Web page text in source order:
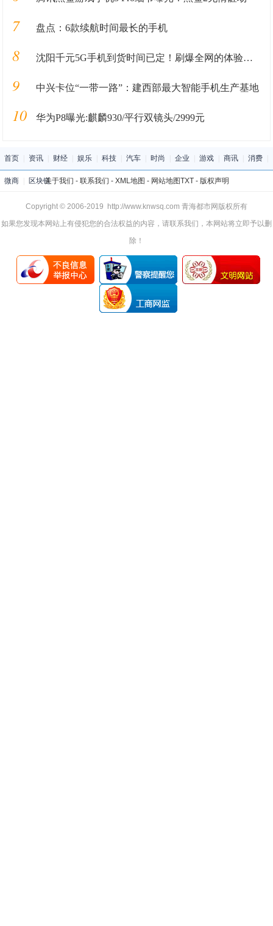
7 盘点：6款续航时间最长的手机
8 沈阳千元5G手机到货时间已定！刷爆全网的体验视频走一波
9 中兴卡位“一带一路”：建西部最大智能手机生产基地
10 华为P8曝光:麒麟930/平行双镜头/2999元
首页 资讯 财经 娱乐 科技 汽车 时尚 企业 游戏 商讯 消费
微商 区块链关于我们 - 联系我们 - XML地图 - 网站地图TXT- 版权声明
Copyright © 2006-2019 http://www.knwsq.com 青海都市网版权所有
如果您发现本网站上有侵犯您的合法权益的内容，请联系我们，本网站将立即予以删
除！